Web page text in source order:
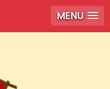
MENU